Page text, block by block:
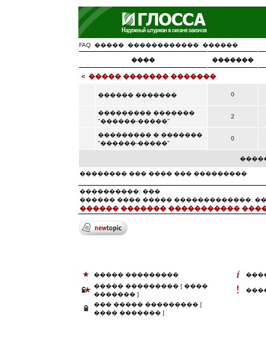
FAQ ����� ������������ ������
���� �������
< ����� ������� �������
������ ������� 0
��������� �������
"������-�����"
2
��������� � �������
"������-�����"
0
�������� ��� ���� ��� ���������
����������: ���
������ ���� ����� �������������:
������ ������� �����������
����� ���������
����� ��������� [ ����
������� ]
��� ����� ��������� [
���� ������� ]